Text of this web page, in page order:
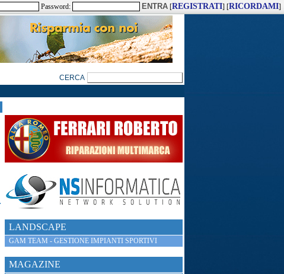
Password: [REGISTRATI] [RICORDAMI]
LANDSCAPE
GAM TEAM - GESTIONE IMPIANTI SPORTIVI
MAGAZINE